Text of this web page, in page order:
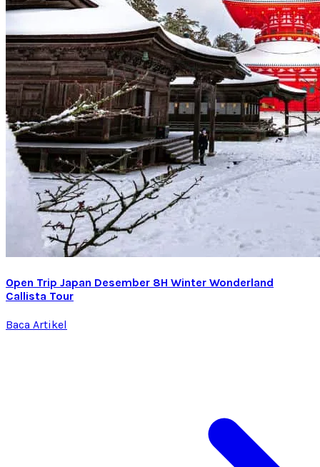
Open Trip Japan Desember 8H Winter Wonderland
Callista Tour
Baca Artikel